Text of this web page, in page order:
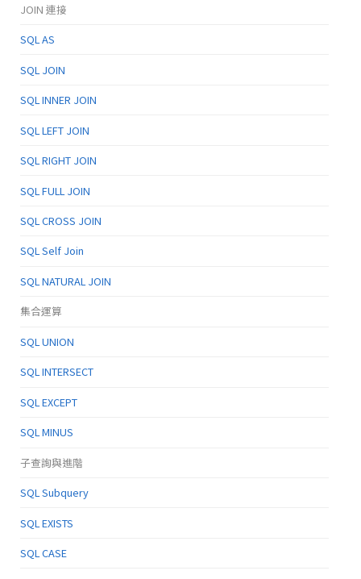
JOIN 連接
SQL AS
SQL JOIN
SQL INNER JOIN
SQL LEFT JOIN
SQL RIGHT JOIN
SQL FULL JOIN
SQL CROSS JOIN
SQL Self Join
SQL NATURAL JOIN
集合運算
SQL UNION
SQL INTERSECT
SQL EXCEPT
SQL MINUS
子查詢與進階
SQL Subquery
SQL EXISTS
SQL CASE